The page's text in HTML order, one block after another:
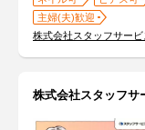
主婦(夫)歓迎
株式会社スタッフサー
株式会社スタッフサ